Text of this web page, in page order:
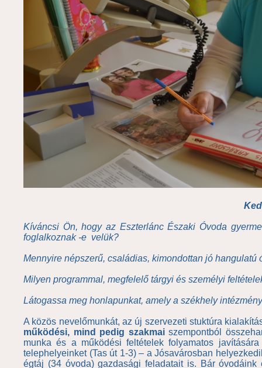
Kíváncsi Ön, hogy az Eszterlánc Északi Óvoda
foglalkoznak -e velük?
Mennyire népszerű, családias, kimondottan jó
Milyen programmal, megfelelő tárgyi és személyi
Látogassa meg honlapunkat, amely a székhely
A közös nevelőmunkát, az új szervezeti stuktúra
működési, mind pedig szakmaiszempontból
munka és a működési feltételek folyamatos
telephelyeinket (Tas út 1-3) – a Jósavárosban
égtáj (34 óvoda) gazdasági feladatait is. Bár